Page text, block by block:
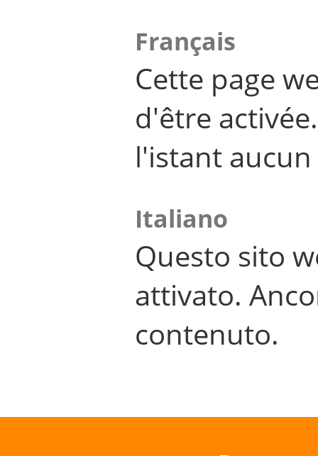
Français
Cette page
d'être
l'istant
Italiano
Questo sito
attivato.
contenuto.